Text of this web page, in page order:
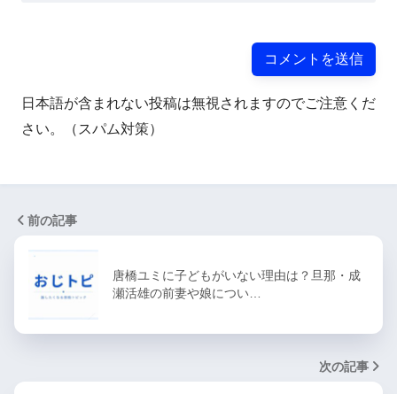
日本語が含まれない投稿は無視されますのでご注意くだ
さい。（スパム対策）
前の記事
唐橋ユミに子どもがいない理由は？旦那・成
瀬活雄の前妻や娘につい…
次の記事